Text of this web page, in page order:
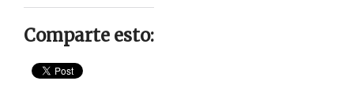
Comparte esto: